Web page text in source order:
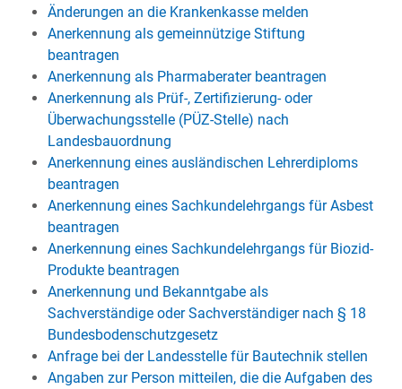
Änderungen an die Krankenkasse melden
Anerkennung als gemeinnützige Stiftung
beantragen
Anerkennung als Pharmaberater beantragen
Anerkennung als Prüf-, Zertifizierung- oder
Überwachungsstelle (PÜZ-Stelle) nach
Landesbauordnung
Anerkennung eines ausländischen Lehrerdiploms
beantragen
Anerkennung eines Sachkundelehrgangs für Asbest
beantragen
Anerkennung eines Sachkundelehrgangs für Biozid-
Produkte beantragen
Anerkennung und Bekanntgabe als
Sachverständige oder Sachverständiger nach § 18
Bundesbodenschutzgesetz
Anfrage bei der Landesstelle für Bautechnik stellen
Angaben zur Person mitteilen, die die Aufgaben des